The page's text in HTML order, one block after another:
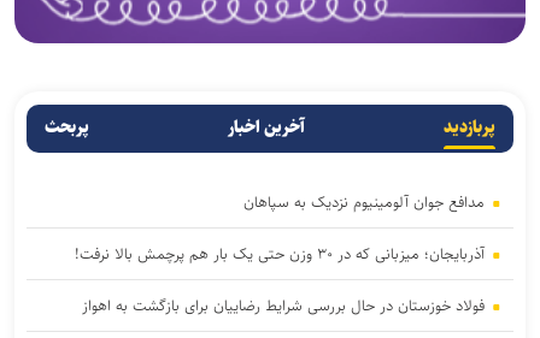
پربازدید آخرین اخبار پربحث
مدافع جوان آلومینیوم نزدیک به سپاهان
آذربایجان؛ میزبانی که در ۳۰ وزن حتی یک بار هم پرچمش بالا نرفت!
فولاد خوزستان در حال بررسی شرایط رضاییان برای بازگشت به اهواز